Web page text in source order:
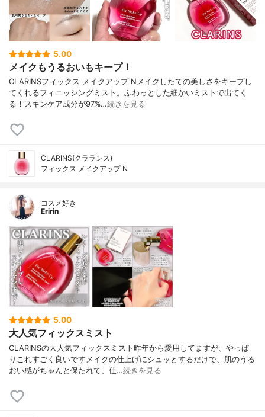
5.00
メイクもうるおいもキープ！
CLARINSフィックス メイクアップ Nメイクしたての美しさをキープし
てくれるフィニッシングミスト。ふわっとした細かいミストで出てく
る！スキンケア成分が97%…続きを見る
CLARINS(クラランス)
フィックス メイクアップ N
コスメ好き
Eririn
5.00
大人気フィックスミスト
CLARINSの大人気フィックスミスト昨年から愛用してますが、やっぱ
りこれすごく良いですメイクの仕上げにシュッとするだけで、肌のうる
おい感がちゃんと保たれて、仕…続きを見る